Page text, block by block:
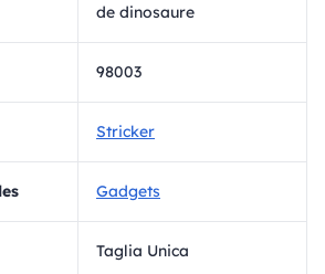
de dinosaure
98003
Stricker
Gadgets
Taglia Unica